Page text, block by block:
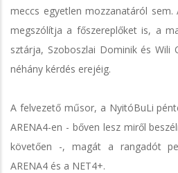
meccs egyetlen mozzanatáról sem.
megszólítja a főszereplőket is, a
sztárja, Szoboszlai Dominik és
néhány kérdés erejéig.
A felvezető műsor, a NyitóBuLi
ARENA4-en - bőven lesz miről
követően -, magát a rangadót
ARENA4 és a NET4+.